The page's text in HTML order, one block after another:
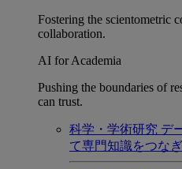
Fostering the scientometric
collaboration.
AI for Academia
Pushing the boundaries of
can trust.
科学・学術研究 デ
て専門知識をつな